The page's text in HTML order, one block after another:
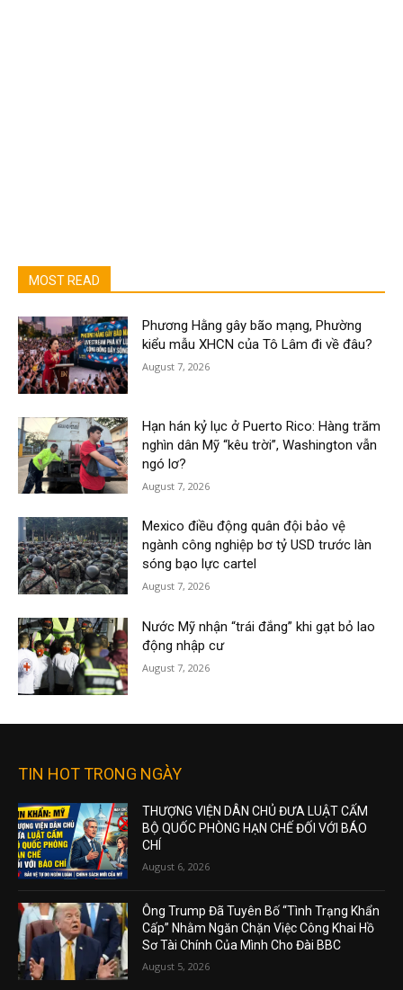
MOST READ
Phương Hằng gây bão mạng, Phường
kiểu mẫu XHCN của Tô Lâm đi về đâu?
August 7, 2026
Hạn hán kỷ lục ở Puerto Rico: Hàng trăm
nghìn dân Mỹ “kêu trời”, Washington vẫn
ngó lơ?
August 7, 2026
Mexico điều động quân đội bảo vệ
ngành công nghiệp bơ tỷ USD trước làn
sóng bạo lực cartel
August 7, 2026
Nước Mỹ nhận “trái đắng” khi gạt bỏ lao
động nhập cư
August 7, 2026
TIN HOT TRONG NGÀY
THƯỢNG VIỆN DÂN CHỦ ĐƯA LUẬT CẤM
BỘ QUỐC PHÒNG HẠN CHẾ ĐỐI VỚI BÁO
CHÍ
August 6, 2026
Ông Trump Đã Tuyên Bố “Tình Trạng Khẩn
Cấp” Nhằm Ngăn Chặn Việc Công Khai Hồ
Sơ Tài Chính Của Mình Cho Đài BBC
August 5, 2026